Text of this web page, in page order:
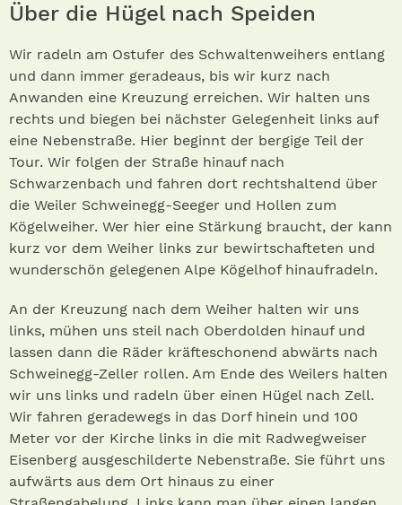
Über die Hügel nach Speiden
Wir radeln am Ostufer des Schwaltenweihers entlang
und dann immer geradeaus, bis wir kurz nach
Anwanden eine Kreuzung erreichen. Wir halten uns
rechts und biegen bei nächster Gelegenheit links auf
eine Nebenstraße. Hier beginnt der bergige Teil der
Tour. Wir folgen der Straße hinauf nach
Schwarzenbach und fahren dort rechtshaltend über
die Weiler Schweinegg-Seeger und Hollen zum
Kögelweiher. Wer hier eine Stärkung braucht, der kann
kurz vor dem Weiher links zur bewirtschafteten und
wunderschön gelegenen Alpe Kögelhof hinaufradeln.
An der Kreuzung nach dem Weiher halten wir uns
links, mühen uns steil nach Oberdolden hinauf und
lassen dann die Räder kräfteschonend abwärts nach
Schweinegg-Zeller rollen. Am Ende des Weilers halten
wir uns links und radeln über einen Hügel nach Zell.
Wir fahren geradewegs in das Dorf hinein und 100
Meter vor der Kirche links in die mit Radwegweiser
Eisenberg ausgeschilderte Nebenstraße. Sie führt uns
aufwärts aus dem Ort hinaus zu einer